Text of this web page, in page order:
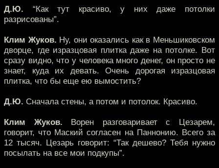
Д.Ю. “Как тут красиво, у них даже потолки
разрисованы”.
Клим Жуков. Ну, они оказались как в Меньшиковском
дворце, где изразцовая плитка даже на потолке. Вот
сразу видно, что у человека много денег, он просто не
знает, куда их девать. Очень дорогая изразцовая
плитка, что бы еще ею вымостить?
Д.Ю. Сначала стены, а потом и потолок. Красиво.
Клим Жуков. Ворен разговаривает с Цезарем,
говорит, что Маский согласен на Паннонию. Всего за
12 тысяч. Цезарь говорит: “Так дешево? Тебя нужно
посылать на все мои подкупы”.